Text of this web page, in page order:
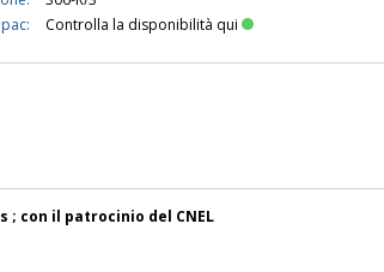
Controlla la disponibilità qui
; con il patrocinio del CNEL